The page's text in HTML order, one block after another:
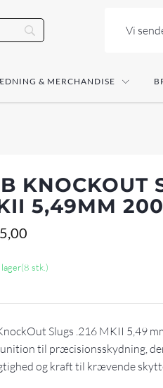
Vi
& MERCHANDISE
KNOCKOUT
5,49MM
lager(8 stk.)
Slugs .216 MKII 5,49
til præcisionsskydning,
og kraft til krævende